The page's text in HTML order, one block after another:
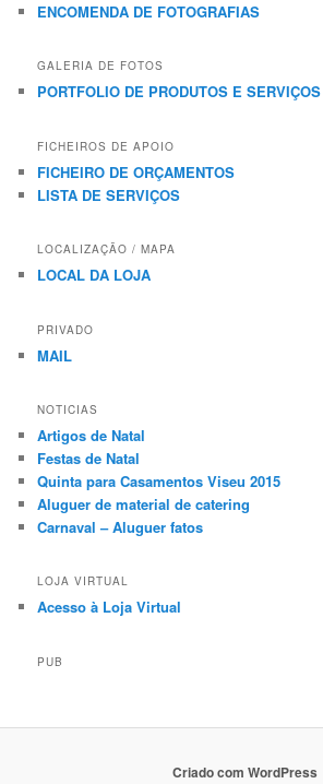
ENCOMENDA DE FOTOGRAFIAS
GALERIA DE FOTOS
PORTFOLIO DE PRODUTOS E SERVIÇOS
FICHEIROS DE APOIO
FICHEIRO DE ORÇAMENTOS
LISTA DE SERVIÇOS
LOCALIZAÇÃO / MAPA
LOCAL DA LOJA
PRIVADO
MAIL
NOTICIAS
Artigos de Natal
Festas de Natal
Quinta para Casamentos Viseu 2015
Aluguer de material de catering
Carnaval – Aluguer fatos
LOJA VIRTUAL
Acesso à Loja Virtual
PUB
Criado com WordPress